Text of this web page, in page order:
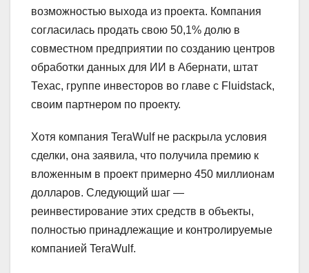
возможностью выхода из проекта. Компания
согласилась продать свою 50,1% долю в
совместном предприятии по созданию центров
обработки данных для ИИ в Абернати, штат
Техас, группе инвесторов во главе с Fluidstack,
своим партнером по проекту.
Хотя компания TeraWulf не раскрыла условия
сделки, она заявила, что получила премию к
вложенным в проект примерно 450 миллионам
долларов. Следующий шаг —
реинвестирование этих средств в объекты,
полностью принадлежащие и контролируемые
компанией TeraWulf.